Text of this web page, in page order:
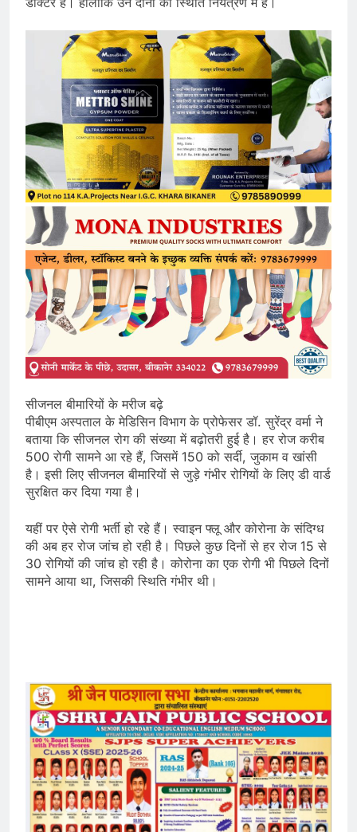
सीजनल बीमारियों के मरीज बढ़े
पीबीएम अस्पताल के मेडिसिन विभाग के प्रोफेसर डॉ. सुरेंद्र वर्मा ने
बताया कि सीजनल रोग की संख्या में बढ़ोतरी हुई है। हर रोज करीब
500 रोगी सामने आ रहे हैं, जिसमें 150 को सर्दी, जुकाम व खांसी
है। इसी लिए सीजनल बीमारियों से जुड़े गंभीर रोगियों के लिए डी वार्ड
सुरक्षित कर दिया गया है।
यहीं पर ऐसे रोगी भर्ती हो रहे हैं। स्वाइन फ्लू और कोरोना के संदिग्ध
की अब हर रोज जांच हो रही है। पिछले कुछ दिनों से हर रोज 15 से
30 रोगियों की जांच हो रही है। कोरोना का एक रोगी भी पिछले दिनों
सामने आया था, जिसकी स्थिति गंभीर थी।